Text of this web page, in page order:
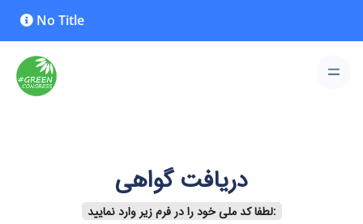
No Title
دریافت گواهی
لطفا کد ملی خود را در فرم زیر وارد نمایید: